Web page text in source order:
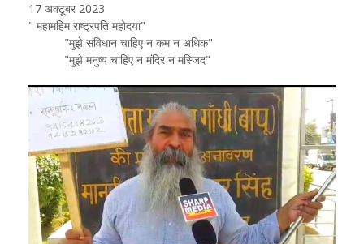
17 अक्टूबर 2023
" महामहिम राष्ट्रपति महोदया"
"मुझे संविधान चाहिए न कम न अधिक"
"मुझे मनुष्य चाहिए न मंदिर न मस्जिद"